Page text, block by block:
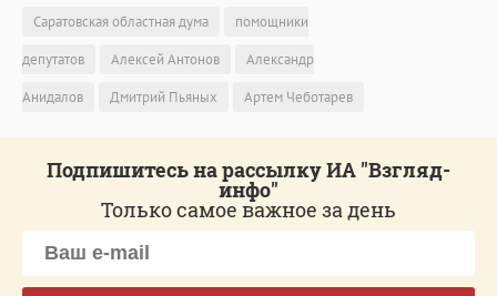
Саратовская областная дума
помощники
депутатов
Алексей Антонов
Александр
Анидалов
Дмитрий Пьяных Артем Чеботарев
Подпишитесь на рассылку ИА "Взгляд-
инфо"
Только самое важное за день